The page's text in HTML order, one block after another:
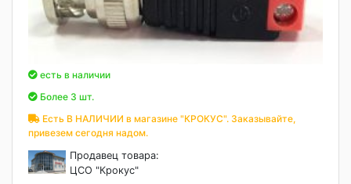
есть в наличии
Более 3 шт.
Есть В НАЛИЧИИ в магазине "КРОКУС". Заказывайте,
привезем сегодня надом.
Продавец товара:
ЦСО "Крокус"